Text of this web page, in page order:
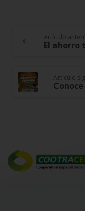
Continue
Reading
Artículo
Artículo